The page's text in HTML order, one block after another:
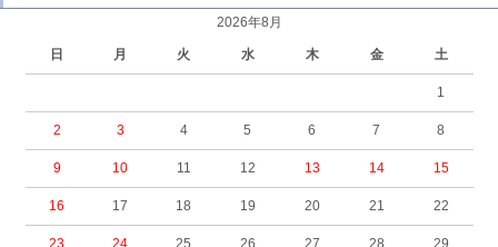
2026年8月
日 月 火 水 木 金 土
1
2 3 4 5 6 7 8
9 10 11 12 13 14 15
16 17 18 19 20 21 22